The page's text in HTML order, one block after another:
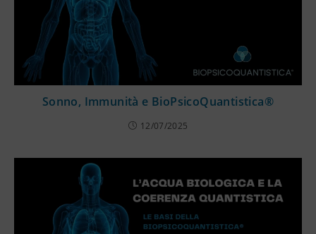
Sonno, Immunità e BioPsicoQuantistica®
12/07/2025